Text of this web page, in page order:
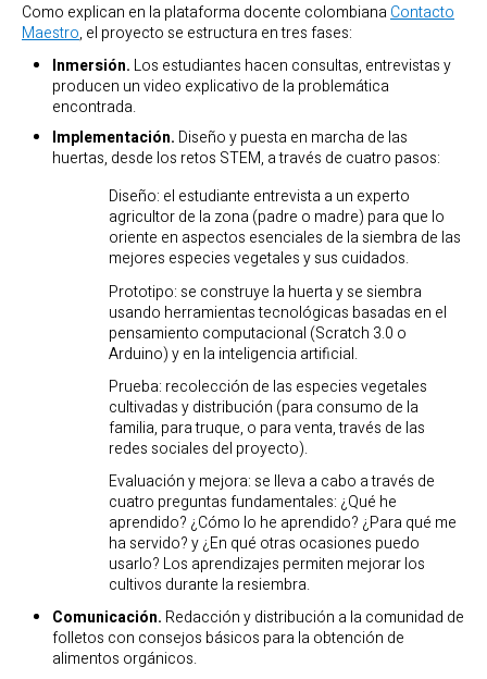
Como explican en la plataforma docente colombiana Contacto
Maestro, el proyecto se estructura en tres fases:
Inmersión. Los estudiantes hacen consultas, entrevistas y
producen un video explicativo de la problemática
encontrada.
Implementación. Diseño y puesta en marcha de las
huertas, desde los retos STEM, a través de cuatro pasos:
Diseño: el estudiante entrevista a un experto
agricultor de la zona (padre o madre) para que lo
oriente en aspectos esenciales de la siembra de las
mejores especies vegetales y sus cuidados.
Prototipo: se construye la huerta y se siembra
usando herramientas tecnológicas basadas en el
pensamiento computacional (Scratch 3.0 o
Arduino) y en la inteligencia artificial.
Prueba: recolección de las especies vegetales
cultivadas y distribución (para consumo de la
familia, para truque, o para venta, través de las
redes sociales del proyecto).
Evaluación y mejora: se lleva a cabo a través de
cuatro preguntas fundamentales: ¿Qué he
aprendido? ¿Cómo lo he aprendido? ¿Para qué me
ha servido? y ¿En qué otras ocasiones puedo
usarlo? Los aprendizajes permiten mejorar los
cultivos durante la resiembra.
Comunicación. Redacción y distribución a la comunidad de
folletos con consejos básicos para la obtención de
alimentos orgánicos.